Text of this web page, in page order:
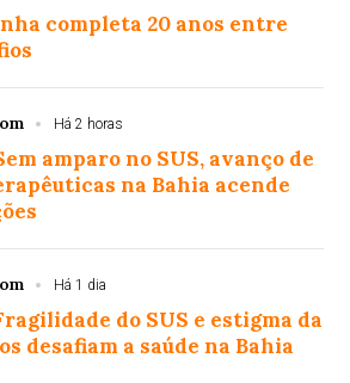
completa 20 anos entre
Há 2 horas
amparo no SUS, avanço de
na Bahia acende
Há 1 dia
do SUS e estigma da
desafiam a saúde na Bahia